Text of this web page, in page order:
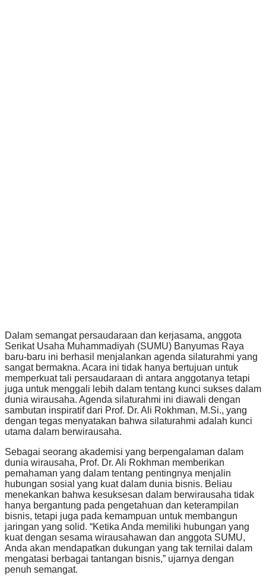
Dalam semangat persaudaraan dan kerjasama, anggota
Serikat Usaha Muhammadiyah (SUMU) Banyumas Raya
baru-baru ini berhasil menjalankan agenda silaturahmi yang
sangat bermakna. Acara ini tidak hanya bertujuan untuk
memperkuat tali persaudaraan di antara anggotanya tetapi
juga untuk menggali lebih dalam tentang kunci sukses dalam
dunia wirausaha. Agenda silaturahmi ini diawali dengan
sambutan inspiratif dari Prof. Dr. Ali Rokhman, M.Si., yang
dengan tegas menyatakan bahwa silaturahmi adalah kunci
utama dalam berwirausaha.
Sebagai seorang akademisi yang berpengalaman dalam
dunia wirausaha, Prof. Dr. Ali Rokhman memberikan
pemahaman yang dalam tentang pentingnya menjalin
hubungan sosial yang kuat dalam dunia bisnis. Beliau
menekankan bahwa kesuksesan dalam berwirausaha tidak
hanya bergantung pada pengetahuan dan keterampilan
bisnis, tetapi juga pada kemampuan untuk membangun
jaringan yang solid. “Ketika Anda memiliki hubungan yang
kuat dengan sesama wirausahawan dan anggota SUMU,
Anda akan mendapatkan dukungan yang tak ternilai dalam
mengatasi berbagai tantangan bisnis,” ujarnya dengan
penuh semangat.